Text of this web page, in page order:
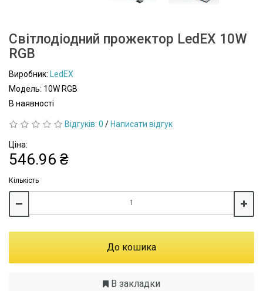
Світлодіодний прожектор LedEX 10W
RGB
Виробник:
LedEX
Модель: 10W RGB
В наявності
Відгуків: 0 / Написати відгук
Ціна:
546.96 ₴
Кількість
До кошика
В закладки